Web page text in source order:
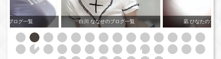
ブログ一覧 白川 ななせのブログ一覧 凪 ひなたのブロ